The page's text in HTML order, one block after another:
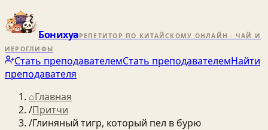
БонихуаРЕПЕТИТОР ПО КИТАЙСКОМУ ОНЛАЙН · ЧАЙ И
ИЕРОГЛИФЫ
Стать преподавателемСтать преподавателемНайти
преподавателя
⌂Главная
/Притчи
/Глиняный тигр, который пел в бурю